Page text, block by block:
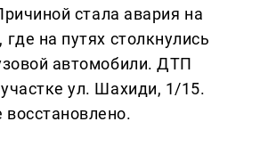
стала авария на
на путях столкнулись
автомобили. ДТП
ул. Шахиди, 1/15.